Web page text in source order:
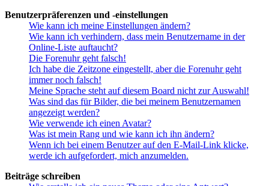
Benutzerpräferenzen und -einstellungen
Wie kann ich meine Einstellungen ändern?
Wie kann ich verhindern, dass mein Benutzername in der
Online-Liste auftaucht?
Die Forenuhr geht falsch!
Ich habe die Zeitzone eingestellt, aber die Forenuhr geht
immer noch falsch!
Meine Sprache steht auf diesem Board nicht zur Auswahl!
Was sind das für Bilder, die bei meinem Benutzernamen
angezeigt werden?
Wie verwende ich einen Avatar?
Was ist mein Rang und wie kann ich ihn ändern?
Wenn ich bei einem Benutzer auf den E-Mail-Link klicke,
werde ich aufgefordert, mich anzumelden.
Beiträge schreiben